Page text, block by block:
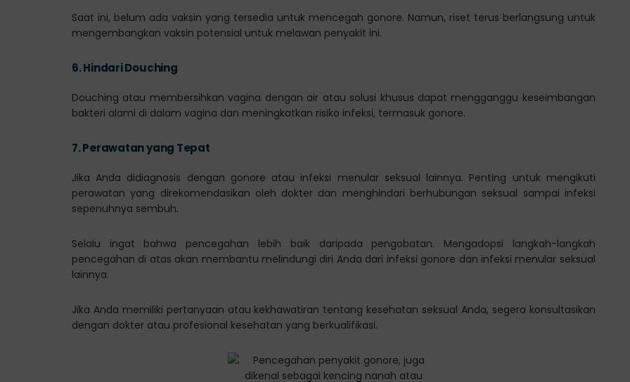
Saat ini, belum ada vaksin yang tersedia untuk mencegah gonore. Namun, riset terus berlangsung untuk
mengembangkan vaksin potensial untuk melawan penyakit ini.
6.Hindari Douching
Douching atau membersihkan vagina dengan air atau solusi khusus dapat mengganggu keseimbangan
bakteri alami di dalam vagina dan meningkatkan risiko infeksi, termasuk gonore.
7.Perawatan yang Tepat
Jika Anda didiagnosis dengan gonore atau infeksi menular seksual lainnya. Penting untuk mengikuti
perawatan yang direkomendasikan oleh dokter dan menghindari berhubungan seksual sampai infeksi
sepenuhnya sembuh.
Selalu ingat bahwa pencegahan lebih baik daripada pengobatan. Mengadopsi langkah-langkah
pencegahan di atas akan membantu melindungi diri Anda dari infeksi gonore dan infeksi menular seksual
lainnya.
Jika Anda memiliki pertanyaan atau kekhawatiran tentang kesehatan seksual Anda, segera konsultasikan
dengan dokter atau profesional kesehatan yang berkualifikasi.